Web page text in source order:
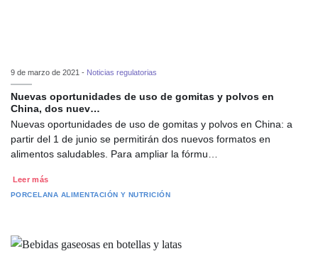
9 de marzo de 2021 - Noticias regulatorias
Nuevas oportunidades de uso de gomitas y polvos en
China, dos nuev…
Nuevas oportunidades de uso de gomitas y polvos en China: a
partir del 1 de junio se permitirán dos nuevos formatos en
alimentos saludables. Para ampliar la fórmu…
Leer más
PORCELANA ALIMENTACIÓN Y NUTRICIÓN